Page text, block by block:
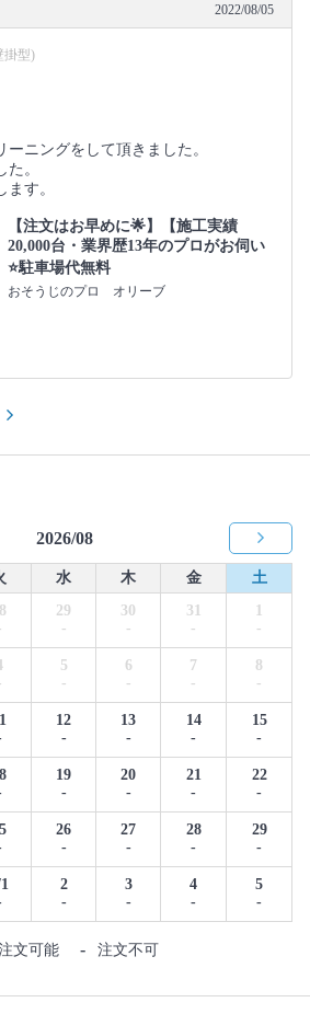
2022/08/05
掛型)
ニングをして頂きました。
。
す。
【注文はお早めに🌟】【施工実績
20,000台・業界歴13年のプロがお伺い
⭐️駐車場代無料
おそうじのプロ オリーブ
2026/08
水 木 金
土
29
-
30
-
31
-
1
-
5
-
6
-
7
-
8
-
12
-
13
-
14
-
15
-
19
-
20
-
21
-
22
-
26
-
27
-
28
-
29
-
2
-
3
-
4
-
5
-
文可能 - 注文不可